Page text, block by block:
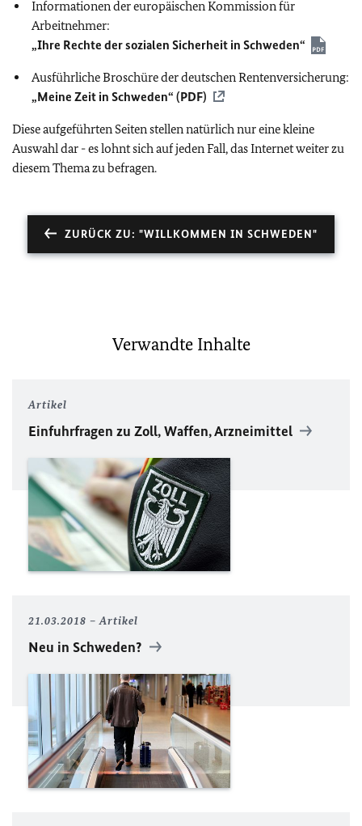
Informationen der europäischen Kommission für
Arbeitnehmer:
„Ihre Rechte der sozialen Sicherheit in Schweden“
Ausführliche Broschüre der deutschen Rentenversicherung:
„Meine Zeit in Schweden“ (PDF)
Diese aufgeführten Seiten stellen natürlich nur eine kleine
Auswahl dar - es lohnt sich auf jeden Fall, das Internet weiter zu
diesem Thema zu befragen.
ZURÜCK ZU: "WILLKOMMEN IN SCHWEDEN"
Verwandte Inhalte
Artikel
Einfuhrfragen zu Zoll, Waffen, Arzneimittel
21.03.2018 Artikel
Neu in Schweden?